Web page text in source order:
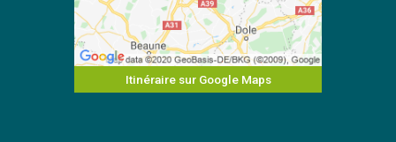
Itinéraire sur Google Maps